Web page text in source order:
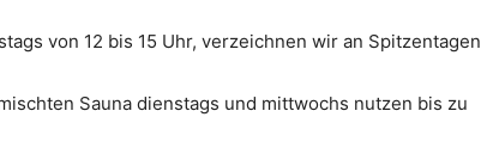
von 12 bis 15 Uhr, verzeichnen wir an Spitzentagen
Sauna dienstags und mittwochs nutzen bis zu